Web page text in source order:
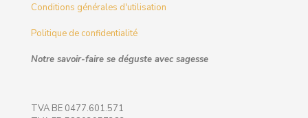
Conditions générales d'utilisation
Politique de confidentialité
Notre savoir-faire se déguste avec sagesse
TVA BE 0477.601.571